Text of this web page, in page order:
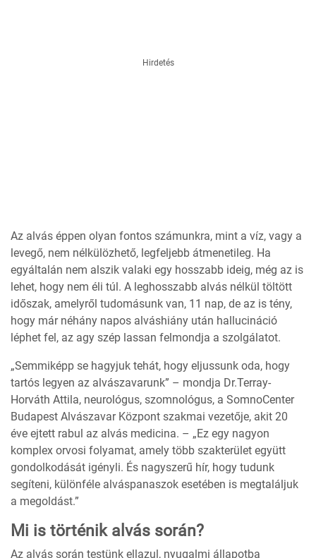
Hirdetés
Az alvás éppen olyan fontos számunkra, mint a víz, vagy a
levegő, nem nélkülözhető, legfeljebb átmenetileg. Ha
egyáltalán nem alszik valaki egy hosszabb ideig, még az is
lehet, hogy nem éli túl. A leghosszabb alvás nélkül töltött
időszak, amelyről tudomásunk van, 11 nap, de az is tény,
hogy már néhány napos alváshiány után hallucináció
léphet fel, az agy szép lassan felmondja a szolgálatot.
„Semmiképp se hagyjuk tehát, hogy eljussunk oda, hogy
tartós legyen az alvászavarunk” – mondja Dr.Terray-
Horváth Attila, neurológus, szomnológus, a SomnoCenter
Budapest Alvászavar Központ szakmai vezetője, akit 20
éve ejtett rabul az alvás medicina. – „Ez egy nagyon
komplex orvosi folyamat, amely több szakterület együtt
gondolkodását igényli. És nagyszerű hír, hogy tudunk
segíteni, különféle alváspanaszok esetében is megtaláljuk
a megoldást.”
Mi is történik alvás során?
Az alvás során testünk ellazul, nyugalmi állapotba